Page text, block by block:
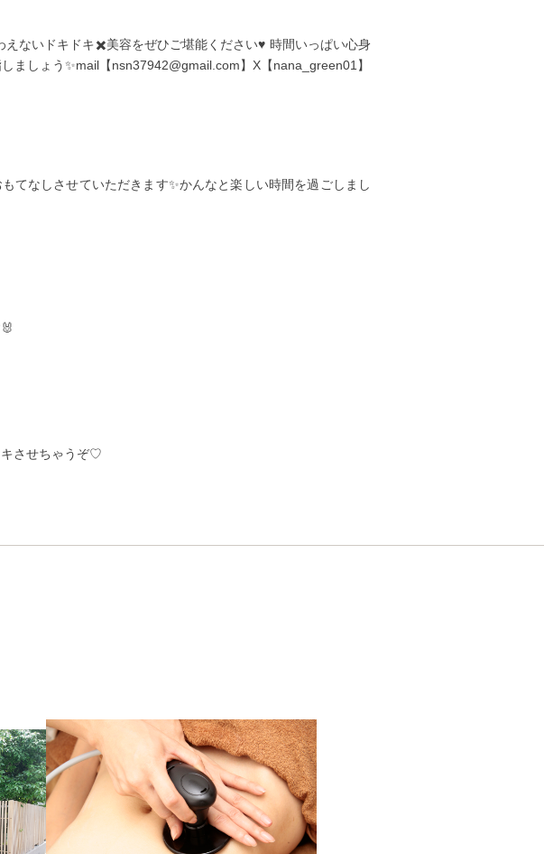
ないドキドキ✖️美容をぜひご堪能ください♥️ 時間いっぱい心身
ましょう✨mail【nsn37942@gmail.com】X【nana_green01】
なしさせていただきます✨かんなと楽しい時間を過ごしまし
させちゃうぞ♡